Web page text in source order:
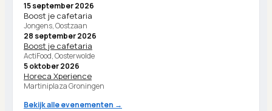
15 september 2026
Boost je cafetaria
Jongens, Oostzaan
28 september 2026
Boost je cafetaria
ActiFood, Oosterwolde
5 oktober 2026
Horeca Xperience
Martiniplaza Groningen
Bekijk alle evenementen →